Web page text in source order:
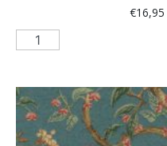
naaigerei
notenkraker
olijven
€16,95